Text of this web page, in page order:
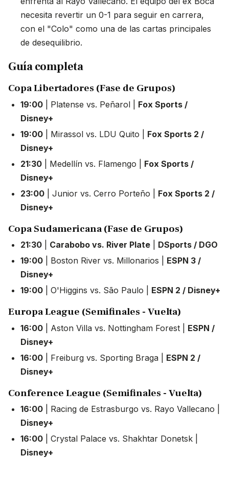
necesita revertir un 0-1 para seguir en carrera,
con el "Colo" como una de las cartas principales
de desequilibrio.
Guía completa
Copa Libertadores (Fase de Grupos)
19:00 | Platense vs. Peñarol | Fox Sports /
Disney+
19:00 | Mirassol vs. LDU Quito | Fox Sports 2 /
Disney+
21:30 | Medellín vs. Flamengo | Fox Sports /
Disney+
23:00 | Junior vs. Cerro Porteño | Fox Sports 2 /
Disney+
Copa Sudamericana (Fase de Grupos)
21:30 Carabobo vs. River Plate
DSports / DGO
19:00 | Boston River vs. Millonarios | ESPN 3 /
Disney+
19:00 | O'Higgins vs. São Paulo | ESPN 2 / Disney+
Europa League (Semifinales - Vuelta)
16:00 | Aston Villa vs. Nottingham Forest | ESPN /
Disney+
16:00 | Freiburg vs. Sporting Braga | ESPN 2 /
Disney+
Conference League (Semifinales - Vuelta)
16:00 | Racing de Estrasburgo vs. Rayo Vallecano |
Disney+
16:00 | Crystal Palace vs. Shakhtar Donetsk |
Disney+